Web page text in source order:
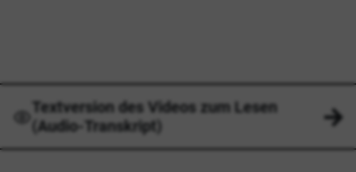
Textversion des Videos zum Lesen
(Audio-Transkript)